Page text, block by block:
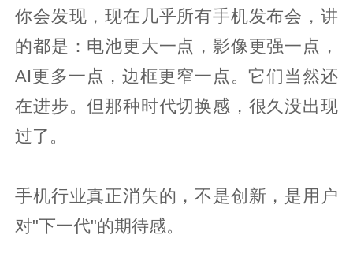
你会发现，现在几乎所有手机发布会，讲
的都是：电池更大一点，影像更强一点，
AI更多一点，边框更窄一点。它们当然还
在进步。但那种时代切换感，很久没出现
过了。
手机行业真正消失的，不是创新，是用户
对"下一代"的期待感。